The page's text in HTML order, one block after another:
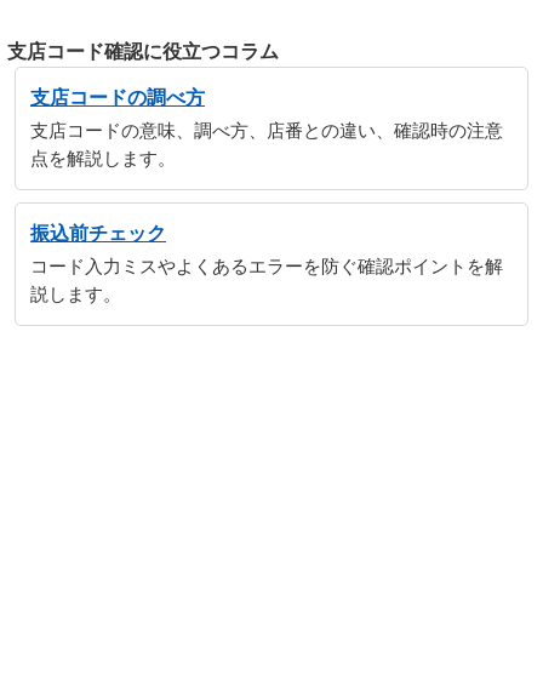
支店コード確認に役立つコラム
支店コードの調べ方
支店コードの意味、調べ方、店番との違い、確認時の注意
点を解説します。
振込前チェック
コード入力ミスやよくあるエラーを防ぐ確認ポイントを解
説します。